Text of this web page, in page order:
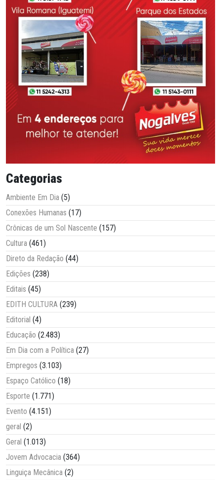
Categorias
Ambiente Em Dia (5)
Conexões Humanas (17)
Crônicas de um Sol Nascente (157)
Cultura (461)
Direto da Redação (44)
Edições (238)
Editais (45)
EDITH CULTURA (239)
Editorial (4)
Educação (2.483)
Em Dia com a Política (27)
Empregos (3.103)
Espaço Católico (18)
Esporte (1.771)
Evento (4.151)
geral (2)
Geral (1.013)
Jovem Advocacia (364)
Linguiça Mecânica (2)